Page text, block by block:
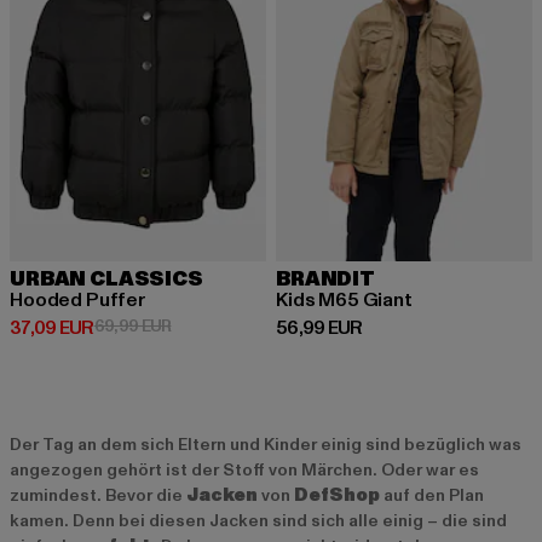
URBAN CLASSICS
Hooded Puffer
37,09 EUR
Derzeitiger Preis: 37,09 EUR
69,99 EURAktionspreis: 69,99 EUR
BRANDIT
Kids M65 Giant
56,99 EUR
Derzeitiger Preis: 56,99 EUR
Der Tag an dem sich Eltern und Kinder einig sind bezüglich was
angezogen gehört ist der Stoff von Märchen. Oder war es
zumindest. Bevor die Jacken von DefShop auf den Plan
kamen. Denn bei diesen Jacken sind sich alle einig – die sind